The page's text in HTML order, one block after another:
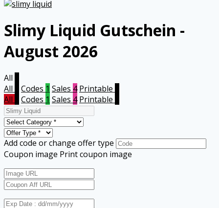
Slimy Liquid Gutschein -
August 2026
All
All
Codes 1 Sales 4 Printable
All
Codes 1 Sales 4 Printable
Add code or change offer type
Coupon image Print coupon image